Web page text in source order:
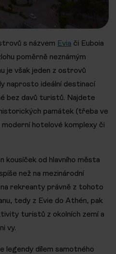
s názvem Evia či Euboia
poměrně neznámým
je však jeden z ostrovů
naprosto ideální destinací
bez davů turistů. Najdete
památek (třeba ve
hotelové komplexy či
kousíček od hlavního města
než na mezinárodní
rekreanty právně z tohoto
tedy z Evie do Athén, pak
turistů z okolních zemí a
vy.
legendy dílem samotného